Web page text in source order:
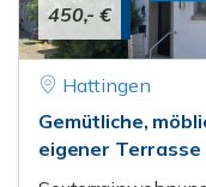
450,- €
Hattingen
Gemütliche,
eigener